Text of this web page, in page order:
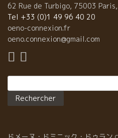
62 Rue de Turbigo, 75003
Tel +33 (0)1 49 96 40 20
oeno-connexion.fr
oeno.connexion@gmail.com